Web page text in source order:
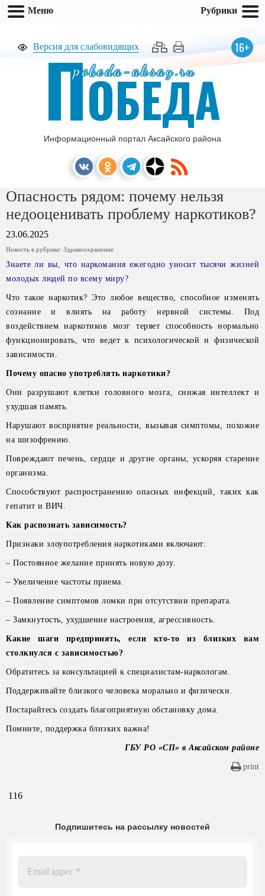
Версия для слабовидящих 16+
pobeda-aksay.ru
ПОБЕДА
Информационный портал Аксайского района
Опасность рядом: почему нельзя
недооценивать проблему наркотиков?
23.06.2025
Новость в рубрике: Здравоохранение
Знаете ли вы, что наркомания ежегодно уносит тысячи жизней
молодых людей по всему миру?
Что такое наркотик? Это любое вещество, способное изменять
сознание и влиять на работу нервной системы. Под
воздействием наркотиков мозг теряет способность нормально
функционировать, что ведет к психологической и физической
зависимости.
Почему опасно употреблять наркотики?
Они разрушают клетки головного мозга, снижая интеллект и
ухудшая память.
Нарушают восприятие реальности, вызывая симптомы, похожие
на шизофрению.
Повреждают печень, сердце и другие органы, ускоряя старение
организма.
Способствуют распространению опасных инфекций, таких как
гепатит и ВИЧ.
Как распознать зависимость?
Признаки злоупотребления наркотиками включают:
– Постоянное желание принять новую дозу.
– Увеличение частоты приема.
– Появление симптомов ломки при отсутствии препарата.
– Замкнутость, ухудшение настроения, агрессивность.
Какие шаги предпринять, если кто-то из близких вам
столкнулся с зависимостью?
Обратитесь за консультацией к специалистам-наркологам.
Поддерживайте близкого человека морально и физически.
Постарайтесь создать благоприятную обстановку дома.
Помните, поддержка близких важна!
ГБУ РО «СП» в Аксайском районе
print
116
Подпишитесь на рассылку новостей
Меню Рубрики